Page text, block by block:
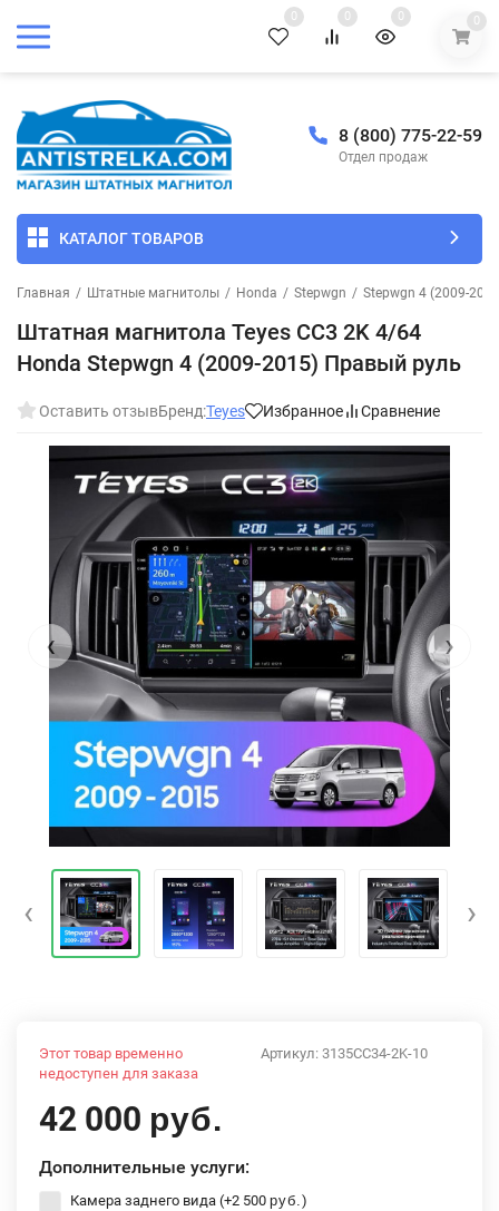
0 0 0 0
8 (800) 775-22-59
Отдел продаж
КАТАЛОГ ТОВАРОВ
Главная / Штатные магнитолы / Honda / Stepwgn / Stepwgn 4 (2009-
Штатная магнитола Teyes CC3 2K 4/64
Honda Stepwgn 4 (2009-2015) Правый руль
Оставить отзывБренд:Teyes Избранное Сравнение
‹ ›
‹ ›
Артикул: 3135CC34-2K-10
Этот товар временно
недоступен для заказа
42 000 руб.
Дополнительные услуги:
Камера заднего вида (+2 500 руб. )